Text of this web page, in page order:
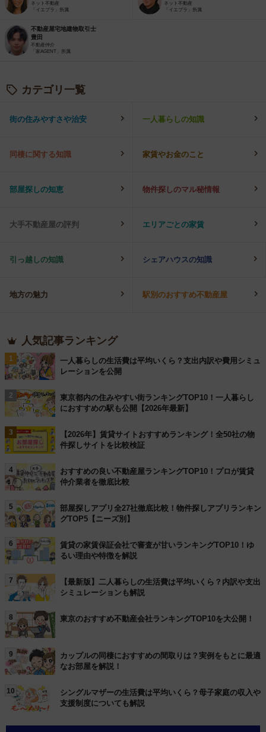
ネット不動産
「イエプラ」所属
ネット不動産
「イエプラ」所属
不動産屋宅地建物取引士
豊田
不動産仲介
「家AGENT」所属
カテゴリ一覧
街の住みやすさや治安 一人暮らしの知識
同棲に関する知識 家賃やお金のこと
部屋探しの知恵 物件探しのマル秘情報
大手不動産屋の評判 エリアごとの家賃
引っ越しの知識 シェアハウスの知識
地方の魅力 駅別のおすすめ不動産屋
人気記事ランキング
1
一人暮らしの生活費は平均いくら？支出内訳や費用シミュ
レーションを公開
2
東京都内の住みやすい街ランキングTOP10！一人暮らし
におすすめの駅も公開【2026年最新】
3
【2026年】賃貸サイトおすすめランキング！全50社の物
件探しサイトを比較検証
4
おすすめの良い不動産屋ランキングTOP10！プロが賃貸
仲介業者を徹底比較
5
部屋探しアプリ全27社徹底比較！物件探しアプリランキン
グTOP5【ニーズ別】
6
賃貸の家賃保証会社で審査が甘いランキングTOP10！ゆ
るい理由や特徴を解説
7
【最新版】二人暮らしの生活費は平均いくら？内訳や支出
シミュレーションも解説
8 東京のおすすめ不動産会社ランキングTOP10を大公開！
9
カップルの同棲におすすめの間取りは？実例をもとに最適
なお部屋を解説！
10
シングルマザーの生活費は平均いくら？母子家庭の収入や
支援制度についても解説